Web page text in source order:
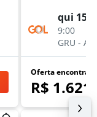
qui 15/
9:00
GRU -
Oferta
R$ 1.621